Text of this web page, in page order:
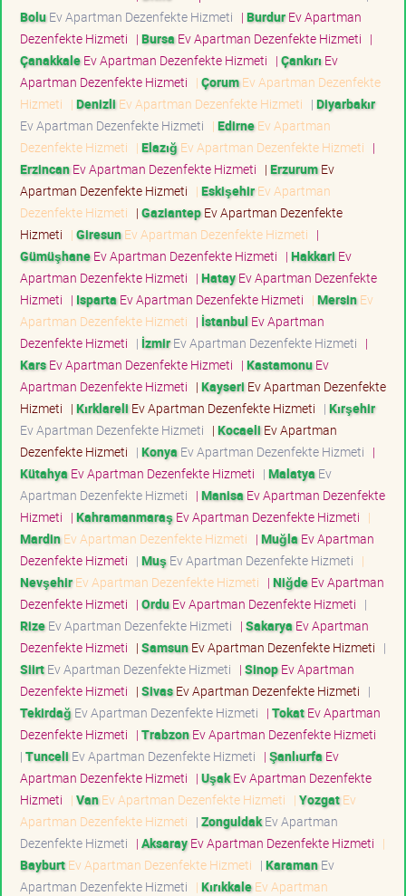
BoluEv Apartman Dezenfekte Hizmeti | BurdurEv Apartman
Dezenfekte Hizmeti | Bursa Ev Apartman Dezenfekte Hizmeti |
ÇanakkaleEv Apartman Dezenfekte Hizmeti | Çankırı Ev
Apartman Dezenfekte Hizmeti | ÇorumEv Apartman Dezenfekte
Hizmeti | Denizli Ev Apartman Dezenfekte Hizmeti | Diyarbakır
Ev Apartman Dezenfekte Hizmeti | EdirneEv Apartman
Dezenfekte Hizmeti | Elazığ Ev Apartman Dezenfekte Hizmeti |
ErzincanEv Apartman Dezenfekte Hizmeti | ErzurumEv
Apartman Dezenfekte Hizmeti | EskişehirEv Apartman
Dezenfekte Hizmeti | GaziantepEv Apartman Dezenfekte
Hizmeti | GiresunEv Apartman Dezenfekte Hizmeti |
GümüşhaneEv Apartman Dezenfekte Hizmeti | Hakkari Ev
Apartman Dezenfekte Hizmeti | HatayEv Apartman Dezenfekte
Hizmeti | Isparta Ev Apartman Dezenfekte Hizmeti | MersinEv
Apartman Dezenfekte Hizmeti | İstanbul Ev Apartman
Dezenfekte Hizmeti | İzmirEv Apartman Dezenfekte Hizmeti |
KarsEv Apartman Dezenfekte Hizmeti | KastamonuEv
Apartman Dezenfekte Hizmeti | Kayseri Ev Apartman Dezenfekte
Hizmeti | Kırklareli Ev Apartman Dezenfekte Hizmeti | Kırşehir
Ev Apartman Dezenfekte Hizmeti | Kocaeli Ev Apartman
Dezenfekte Hizmeti | Konya Ev Apartman Dezenfekte Hizmeti |
Kütahya Ev Apartman Dezenfekte Hizmeti | Malatya Ev
Apartman Dezenfekte Hizmeti | Manisa Ev Apartman Dezenfekte
Hizmeti | Kahramanmaraş Ev Apartman Dezenfekte Hizmeti |
MardinEv Apartman Dezenfekte Hizmeti | Muğla Ev Apartman
Dezenfekte Hizmeti | Muş Ev Apartman Dezenfekte Hizmeti |
NevşehirEv Apartman Dezenfekte Hizmeti | NiğdeEv Apartman
Dezenfekte Hizmeti | OrduEv Apartman Dezenfekte Hizmeti |
RizeEv Apartman Dezenfekte Hizmeti | Sakarya Ev Apartman
Dezenfekte Hizmeti | SamsunEv Apartman Dezenfekte Hizmeti |
SiirtEv Apartman Dezenfekte Hizmeti | SinopEv Apartman
Dezenfekte Hizmeti | SivasEv Apartman Dezenfekte Hizmeti |
Tekirdağ Ev Apartman Dezenfekte Hizmeti | TokatEv Apartman
Dezenfekte Hizmeti | TrabzonEv Apartman Dezenfekte Hizmeti
| Tunceli Ev Apartman Dezenfekte Hizmeti | Şanlıurfa Ev
Apartman Dezenfekte Hizmeti | UşakEv Apartman Dezenfekte
Hizmeti | VanEv Apartman Dezenfekte Hizmeti | YozgatEv
Apartman Dezenfekte Hizmeti | ZonguldakEv Apartman
Dezenfekte Hizmeti | AksarayEv Apartman Dezenfekte Hizmeti |
BayburtEv Apartman Dezenfekte Hizmeti | KaramanEv
Apartman Dezenfekte Hizmeti | KırıkkaleEv Apartman